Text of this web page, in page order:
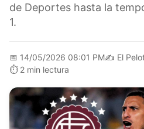
de Deportes hasta la
1.
📅 14/05/2026 08:01 PM✍️ El
⏱️ 2 min lectura